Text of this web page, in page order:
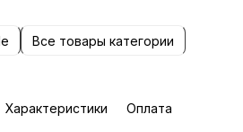
Все товары категории
Характеристики Оплата